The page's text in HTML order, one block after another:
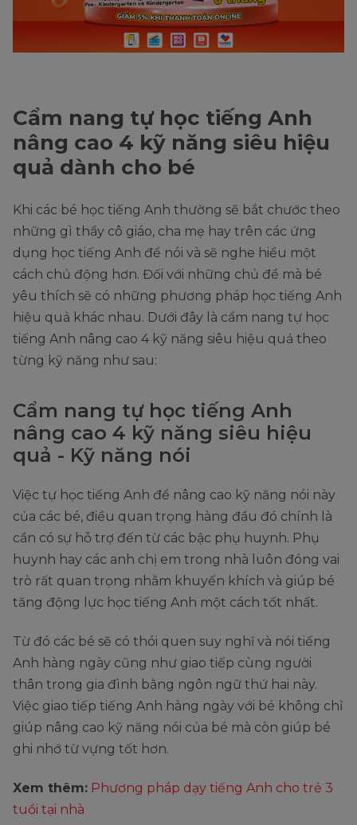
Cẩm nang tự học tiếng Anh
nâng cao 4 kỹ năng siêu hiệu
quả dành cho bé
Khi các bé học tiếng Anh thường sẽ bắt chước theo
những gì thầy cô giáo, cha mẹ hay trên các ứng
dụng học tiếng Anh để nói và sẽ nghe hiểu một
cách chủ động hơn. Đối với những chủ đề mà bé
yêu thích sẽ có những phương pháp học tiếng Anh
hiệu quả khác nhau. Dưới đây là cẩm nang tự học
tiếng Anh nâng cao 4 kỹ năng siêu hiệu quả theo
từng kỹ năng như sau:
Cẩm nang tự học tiếng Anh
nâng cao 4 kỹ năng siêu hiệu
quả - Kỹ năng nói
Việc tự học tiếng Anh để nâng cao kỹ năng nói này
của các bé, điều quan trọng hàng đầu đó chính là
cần có sự hỗ trợ đến từ các bậc phụ huynh. Phụ
huynh hay các anh chị em trong nhà luôn đóng vai
trò rất quan trọng nhằm khuyến khích và giúp bé
tăng động lực học tiếng Anh một cách tốt nhất.
Từ đó các bé sẽ có thói quen suy nghĩ và nói tiếng
Anh hàng ngày cũng như giao tiếp cùng người
thân trong gia đình bằng ngôn ngữ thứ hai này.
Việc giao tiếp tiếng Anh hàng ngày với bé không chỉ
giúp nâng cao kỹ năng nói của bé mà còn giúp bé
ghi nhớ từ vựng tốt hơn.
Xem thêm: Phương pháp dạy tiếng Anh cho trẻ 3
tuổi tại nhà